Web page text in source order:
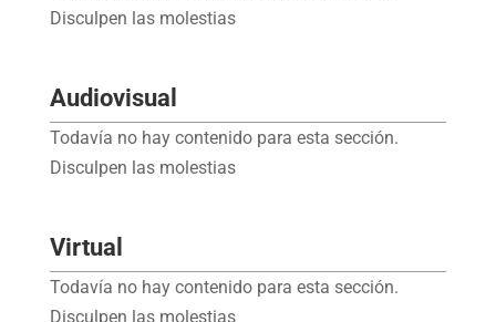
Disculpen las molestias
Audiovisual
Todavía no hay contenido para esta sección.
Disculpen las molestias
Virtual
Todavía no hay contenido para esta sección.
Disculpen las molestias